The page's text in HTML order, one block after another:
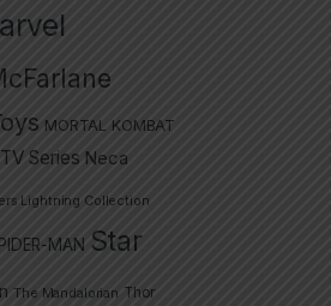
MORTAL KOMBAT
Series Neca
Lightning Collection
MAN Star
The Mandalorian Thor